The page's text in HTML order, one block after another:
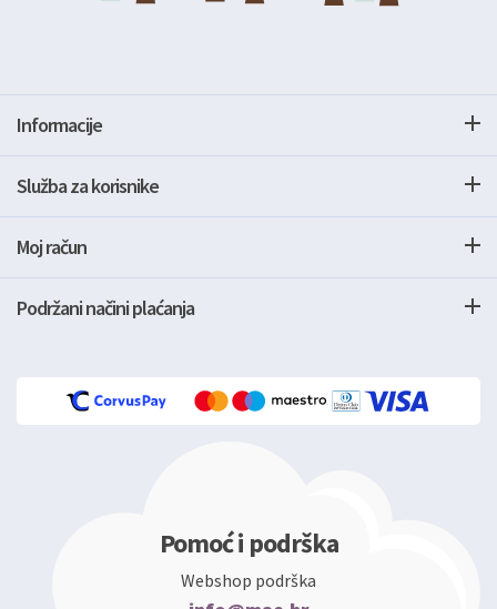
Informacije
Služba za korisnike
Moj račun
Podržani načini plaćanja
Pomoć i podrška
Webshop podrška